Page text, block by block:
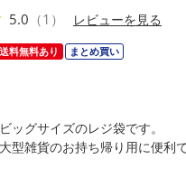
5.0 （1） レビューを見る
送料無料あり まとめ買い
ッグサイズのレジ袋です。
型雑貨のお持ち帰り用に便利で